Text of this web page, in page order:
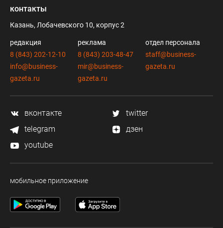
контакты
Казань, Лобачевского 10, корпус 2
редакция
8 (843) 202-12-10
info@business-
gazeta.ru
реклама
8 (843) 203-48-47
mir@business-
gazeta.ru
отдел персонала
staff@business-
gazeta.ru
вконтакте
twitter
telegram
дзен
youtube
мобильное приложение